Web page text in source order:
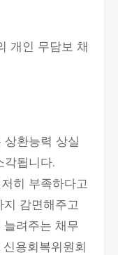
개인 무담보 채
환능력 상실
됩니다.
히 부족하다고
감면해주고
려주는 채무
용회복위원회